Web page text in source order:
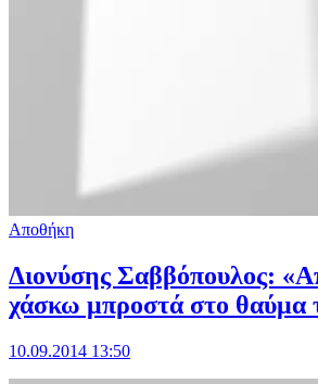
Αποθήκη
Διονύσης Σαββόπουλος:
χάσκω μπροστά στο θαύμα
10.09.2014 13:50